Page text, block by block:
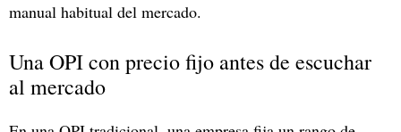
manual habitual del mercado.
Una OPI con precio fijo antes de escuchar
al mercado